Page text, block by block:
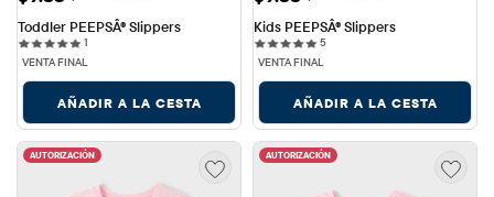
Toddler PEEPSÂ® Slippers
1
VENTA FINAL
AÑADIR A LA CESTA
Kids PEEPSÂ® Slippers
55 reviews
VENTA FINAL
AÑADIR A LA CESTA
AUTORIZACIÓN AUTORIZACIÓN